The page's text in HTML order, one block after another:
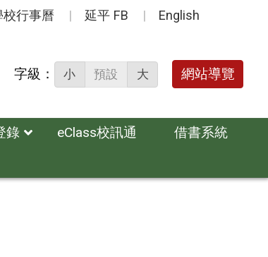
校行事曆 延平 FB English
字級： 小 預設 大 網站導覽
錄 eClass校訊通
借書系統